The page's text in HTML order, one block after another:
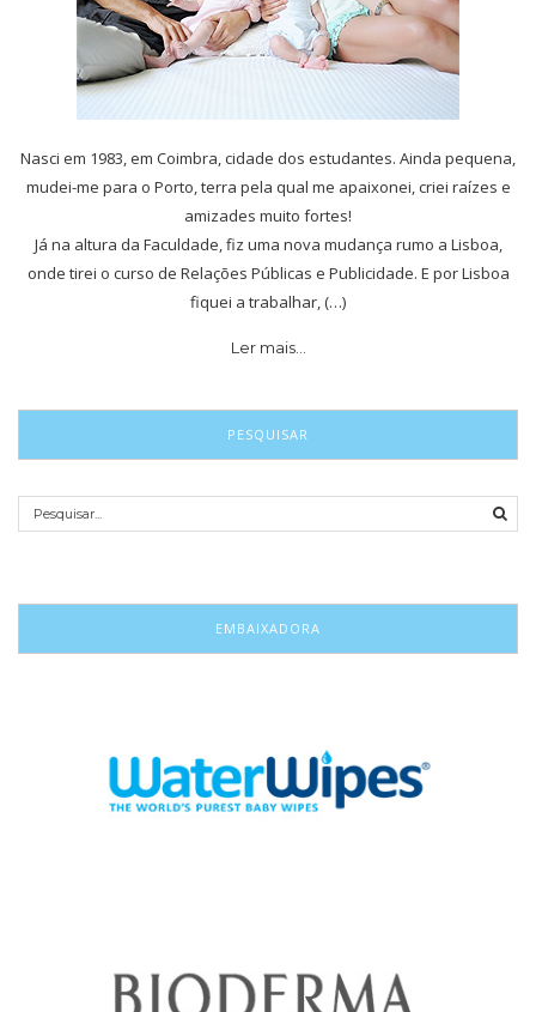
Nasci em 1983, em Coimbra, cidade dos estudantes. Ainda pequena,
mudei-me para o Porto, terra pela qual me apaixonei, criei raízes e
amizades muito fortes!
Já na altura da Faculdade, fiz uma nova mudança rumo a Lisboa,
onde tirei o curso de Relações Públicas e Publicidade. E por Lisboa
fiquei a trabalhar, (…)
Ler mais…
PESQUISAR
EMBAIXADORA